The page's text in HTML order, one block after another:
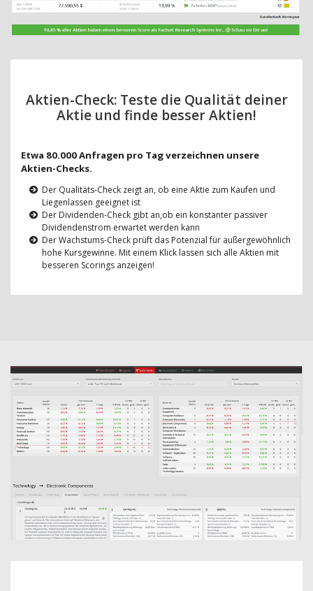
Aktien-Check: Teste die Qualität deiner
Aktie und finde besser Aktien!
Etwa 80.000 Anfragen pro Tag verzeichnen unsere
Aktien-Checks.
Der Qualitäts-Check zeigt an, ob eine Aktie zum Kaufen und
Liegenlassen geeignet ist
Der Dividenden-Check gibt an,ob ein konstanter passiver
Dividendenstrom erwartet werden kann
Der Wachstums-Check prüft das Potenzial für außergewöhnlich
hohe Kursgewinne. Mit einem Klick lassen sich alle Aktien mit
besseren Scorings anzeigen!